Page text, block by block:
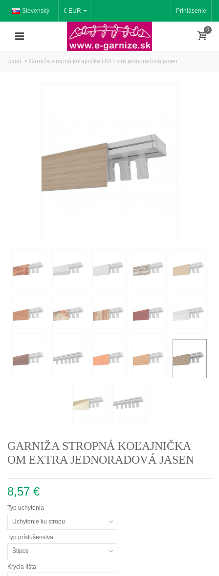
Slovenský Prihlásenie
€ EUR
0
Úvod > Garniža stropná koľajnička OM Extra jednoradová jasen
GARNIŽA STROPNÁ KOĽAJNIČKA
OM EXTRA JEDNORADOVÁ JASEN
8,57 €
Typ uchytenia
Uchytenie ku stropu
Typ príslušenstva
Štipce
Krycia lišta